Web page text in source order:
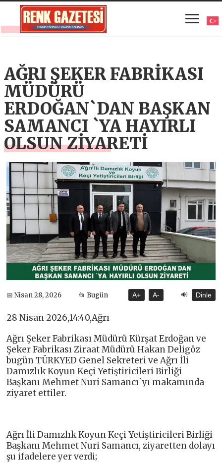
AĞRI ŞEKER FABRİKASI
MÜDÜRÜ
ERDOĞAN`DAN BAŞKAN
SAMANCI `YA HAYIRLI
OLSUN ZİYARETİ
📅 Nisan 28, 2026 📂 Bugün A+ A- 🔊 Dinle
28 Nisan 2026,14:40,Ağrı
Ağrı Şeker Fabrikası Müdürü Kürşat Erdoğan ve
Şeker Fabrikası Ziraat Müdürü Hakan Deligöz
bugün TÜRKYED Genel Sekreteri ve Ağrı İli
Damızlık Koyun Keçi Yetiştiricileri Birliği
Başkanı Mehmet Nuri Samancı`yı makamında
ziyaret ettiler.
Ağrı İli Damızlık Koyun Keçi Yetiştiricileri Birliği
Başkanı Mehmet Nuri Samancı, ziyaretten dolayı
şu ifadelere yer verdi;